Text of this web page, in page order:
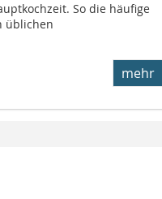
So die häufige
üblichen
mehr